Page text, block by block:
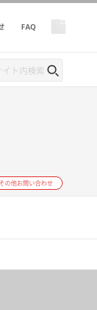
FAQ
その他お問い合わせ